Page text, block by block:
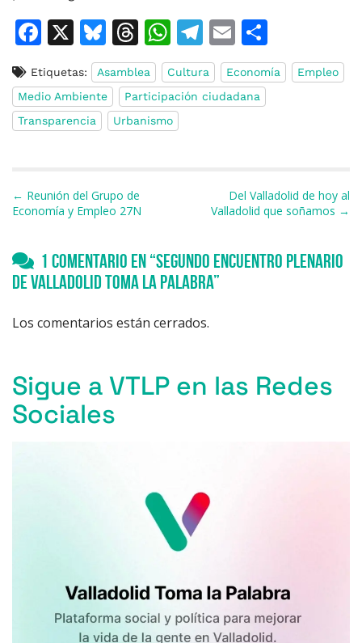
F
c
e
b
o
k
X
Bl
u
e
s
k
T
h
re
a
d
W
h
at
s
A
T
el
e
gr
E
m
ai
l
o
m
r
Etiquetas: Asamblea Cultura Economía
Empleo
Medio Ambiente
Participación ciudadana
Transparencia
Urbanismo
Navegación de entradas
← Reunión del Grupo de
Economía y Empleo 27N
Del Valladolid de hoy al
Valladolid que soñamos →
1 comentario en “Segundo encuentro plenario
de Valladolid Toma la Palabra”
Los comentarios están cerrados.
Sigue a VTLP en las Redes
Sociales